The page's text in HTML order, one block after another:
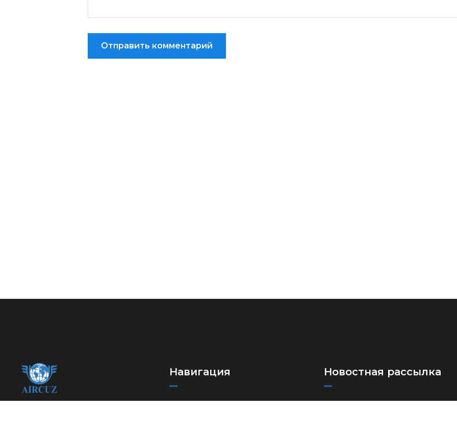
Навигация Новостная рассылка